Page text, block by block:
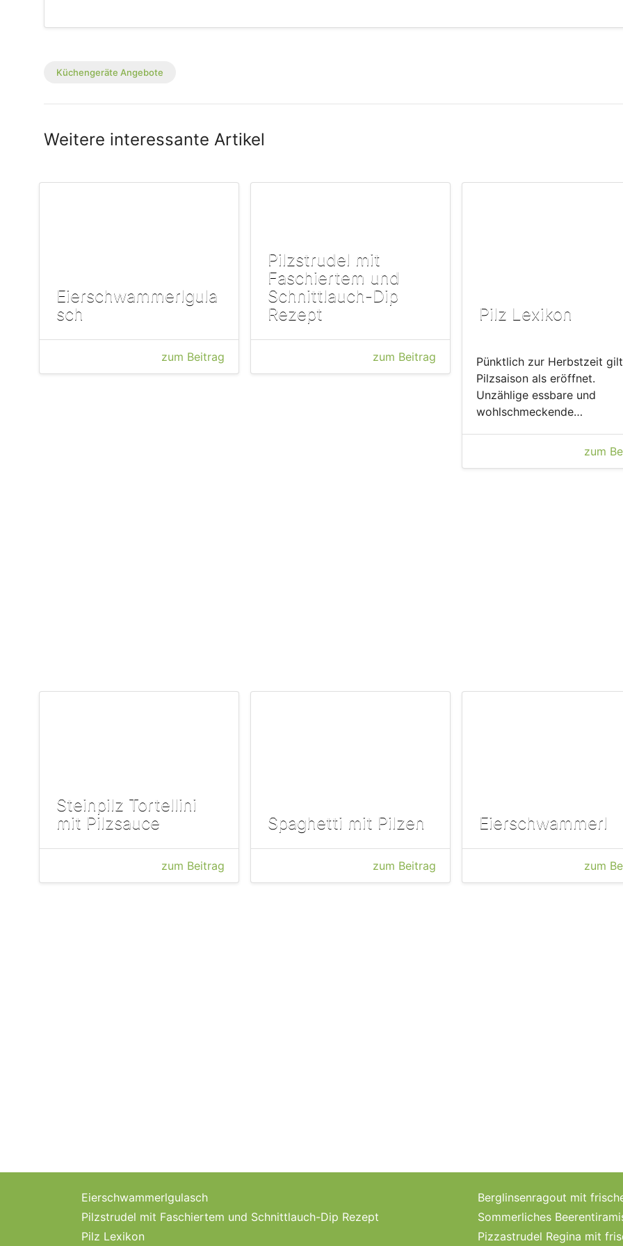
Küchengeräte Angebote
Weitere interessante Artikel
Eierschwammerlgula
sch
zum Beitrag
Pilzstrudel mit
Faschiertem und
Schnittlauch-Dip
Rezept
zum Beitrag
Pilz Lexikon
Pünktlich zur Herbstzeit
Pilzsaison als eröffnet.
Unzählige essbare und
wohlschmeckende…
zum
Steinpilz Tortellini
mit Pilzsauce
zum Beitrag
Spaghetti mit Pilzen
zum Beitrag
Eierschwammerl
zum
Eierschwammerlgulasch
Pilzstrudel mit Faschiertem und Schnittlauch-Dip Rezept
Pilz Lexikon
Berglinsenragout mit
Sommerliches
Pizzastrudel Regina mit